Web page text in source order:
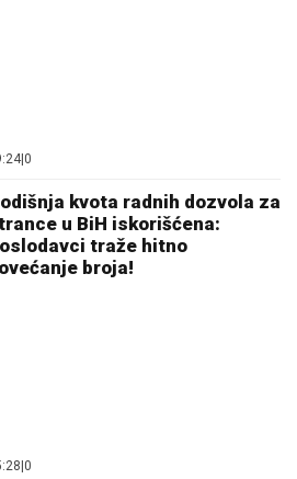
0
kvota radnih dozvola za
u BiH iskorišćena:
traže hitno
broja!
0